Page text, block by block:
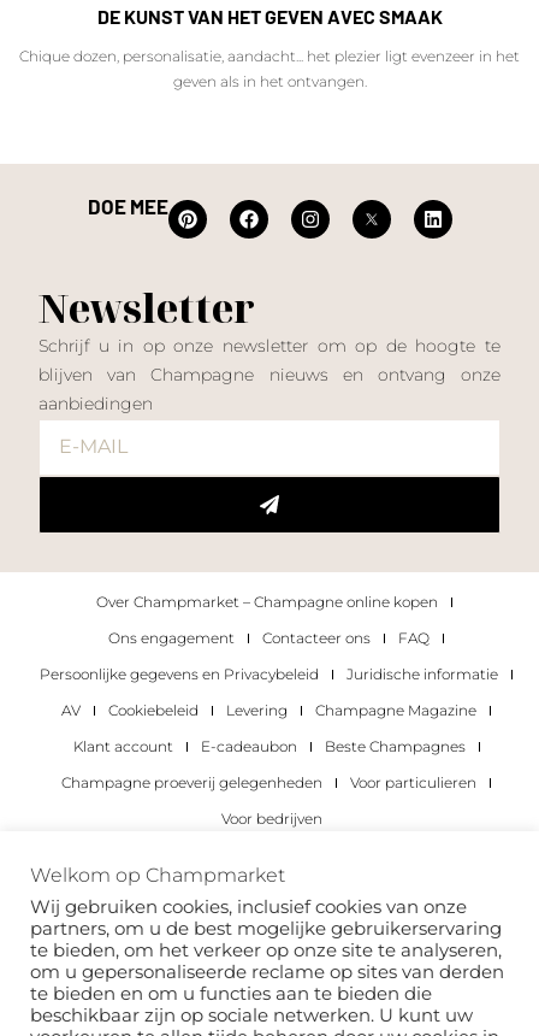
DE KUNST VAN HET GEVEN AVEC SMAAK
Chique dozen, personalisatie, aandacht... het plezier ligt evenzeer in het
geven als in het ontvangen.
DOE MEE
Newsletter
Schrijf u in op onze newsletter om op de hoogte te
blijven van Champagne nieuws en ontvang onze
aanbiedingen
Over Champmarket – Champagne online kopen
Ons engagement
Contacteer ons
FAQ
Persoonlijke gegevens en Privacybeleid
Juridische informatie
AV
Cookiebeleid Levering
Champagne Magazine
Klant account
E-cadeaubon
Beste Champagnes
Champagne proeverij gelegenheden
Voor particulieren
Voor bedrijven
Copyright 2022 © alle rechten voorbehouden.
Welkom op Champmarket
Wij gebruiken cookies, inclusief cookies van onze
partners, om u de best mogelijke gebruikerservaring
te bieden, om het verkeer op onze site te analyseren,
om u gepersonaliseerde reclame op sites van derden
te bieden en om u functies aan te bieden die
beschikbaar zijn op sociale netwerken. U kunt uw